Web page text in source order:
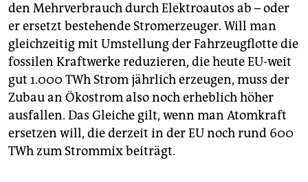
den Mehrverbrauch durch Elektroautos ab – oder
er ersetzt bestehende Stromerzeuger. Will man
gleichzeitig mit Umstellung der Fahrzeugflotte die
fossilen Kraftwerke reduzieren, die heute EU-weit
gut 1.000 TWh Strom jährlich erzeugen, muss der
Zubau an Ökostrom also noch erheblich höher
ausfallen. Das Gleiche gilt, wenn man Atomkraft
ersetzen will, die derzeit in der EU noch rund 600
TWh zum Strommix beiträgt.